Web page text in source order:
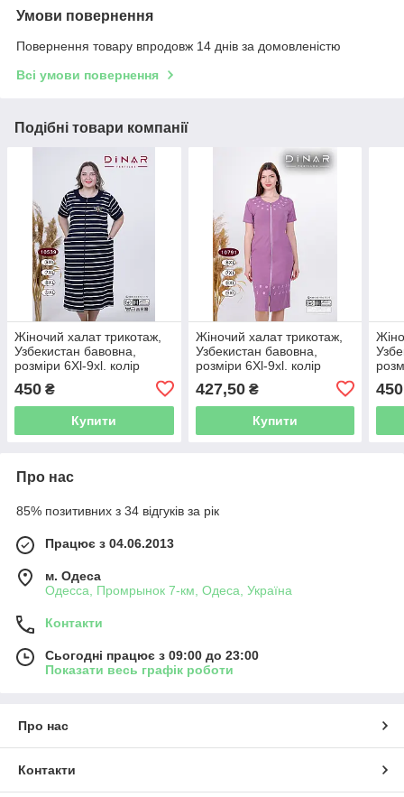
Умови повернення
Повернення товару впродовж 14 днів за домовленістю
Всі умови повернення
Подібні товари компанії
Жіночий халат трикотаж,
Узбекистан бавовна,
розміри 6Xl-9xl. колір
450 ₴
Купити
Жіночий халат трикотаж,
Узбекистан бавовна,
розміри 6Xl-9xl. колір
427,50₴
Купити
450
Про нас
85% позитивних з 34 відгуків за рік
Працює з 04.06.2013
м. Одеса
Одесса, Промрынок 7-км, Одеса, Україна
Контакти
Сьогодні працює з 09:00 до 23:00
Показати весь графік роботи
Про нас
Контакти